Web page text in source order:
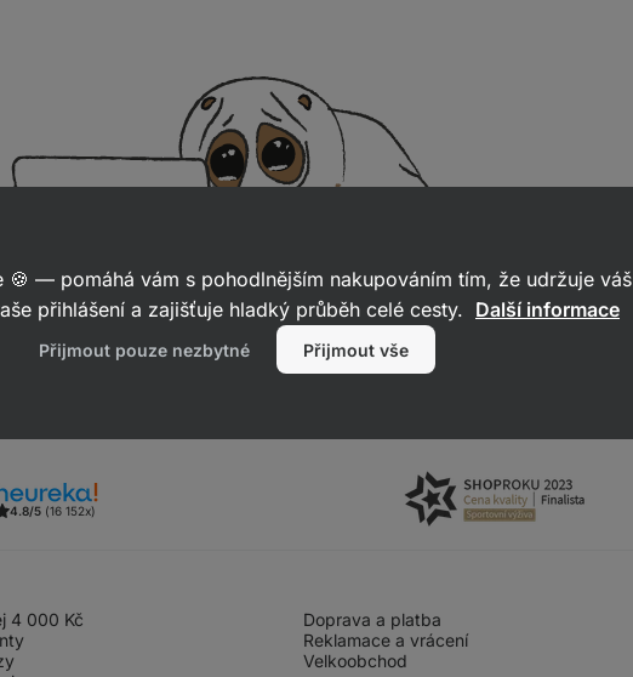
4.8/5 (16 152x)
4 000 Kč
Doprava a platba
Reklamace a vrácení
Velkoobchod
🍪 — pomáhá vám s pohodlnějším nakupováním tím, že udržuje váš
přihlášení a zajišťuje hladký průběh celé cesty. Další informace
Přijmout pouze nezbytné Přijmout vše